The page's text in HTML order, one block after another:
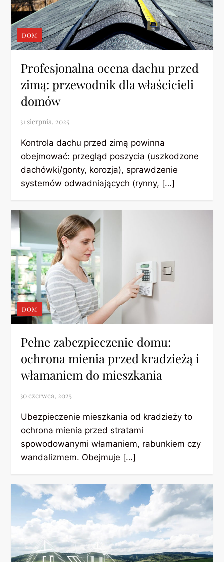
DOM
Profesjonalna ocena dachu przed
zimą: przewodnik dla właścicieli
domów
Kontrola dachu przed zimą powinna
obejmować: przegląd poszycia (uszkodzone
dachówki/gonty, korozja), sprawdzenie
systemów odwadniających (rynny, […]
DOM
Pełne zabezpieczenie domu:
ochrona mienia przed kradzieżą i
włamaniem do mieszkania
Ubezpieczenie mieszkania od kradzieży to
ochrona mienia przed stratami
spowodowanymi włamaniem, rabunkiem czy
wandalizmem. Obejmuje […]